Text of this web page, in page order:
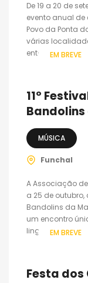
De 19 a 20 de
evento anual
Povo da Ponta
várias
então, na...EM BREVE
11º
MÚSICA
Funchal
A Associação
a 25 de outubro,
Bandolins da
um encontro
linguagens que
EM BREVE
Festa